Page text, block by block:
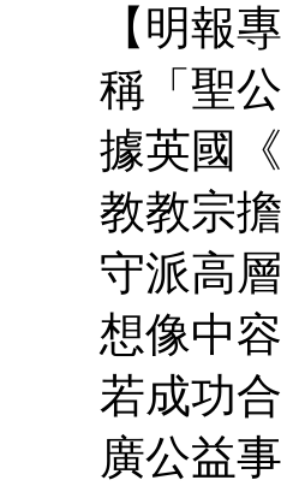
【明報
稱「聖
據英國
教教宗
守派高
想像中
若成功
廣公益事